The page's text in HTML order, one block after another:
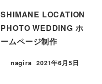
SHIMANE LOCATION
PHOTO WEDDING ホ
ームページ制作
nagira 2021年6月5日